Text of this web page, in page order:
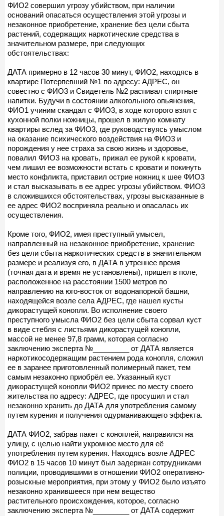
ФИО2 совершил угрозу убийством, при наличии
оснований опасаться осуществления этой угрозы и
незаконное приобретение, хранение без цели сбыта
растений, содержащих наркотические средства в
значительном размере, при следующих
обстоятельствах:
ДАТА примерно в 12 часов 30 минут, ФИО2, находясь в
квартире Потерпевший №1 по адресу: АДРЕС, он
совестно с ФИО3 и Свидетель №2 распивал спиртные
напитки. Будучи в состоянии алкогольного опьянения,
ФИО1 учиним скандал с ФИО3, в ходе которого взял с
кухонной полки ножницы, прошел в жилую комнату
квартиры вслед за ФИО3, где руководствуясь умыслом
на оказание психического воздействия на ФИО3 и
порождения у нее страха за свою жизнь и здоровье,
повалил ФИО3 на кровать, прижал ее рукой к кровати,
чем лишил ее возможности встать с кровати и покинуть
место конфликта, приставил острие ножниц к шее ФИО3
и стал высказывать в ее адрес угрозы убийством. ФИО3
в сложившихся обстоятельствах, угрозы высказанные в
ее адрес ФИО2 восприняла реально и опасалась их
осуществления.
Кроме того, ФИО2, имея преступный умысел,
направленный на незаконное приобретение, хранение
без цели сбыта наркотических средств в значительном
размере и реализуя его, в ДАТА в утреннее время
(точная дата и время не установлены), пришел в поле,
расположенное на расстоянии 1500 метров по
направлению на юго-восток от водонапорной башни,
находящейся возле села АДРЕС, где нашел кусты
дикорастущей конопли. Во исполнение своего
преступного умысла ФИО2 без цели сбыта сорвал куст
в виде стебля с листьями дикорастущей конопли,
массой не менее 97,8 грамм, которая согласно
заключению эксперта №_________ от ДАТА является
наркотикосодержащим растением рода конопля, сложил
ее в заранее приготовленный полимерный пакет, тем
самым незаконно приобрёл ее. Указанный куст
дикорастущей конопли ФИО2 принес по месту своего
жительства по адресу: АДРЕС, где просушил и стал
незаконно хранить до ДАТА для употребления самому
путем курения и получения одурманивающего эффекта.
ДАТА ФИО2, забрав пакет с коноплей, направился на
улицу, с целью найти укромное место для её
употребления путем курения. Находясь возле АДРЕС
ФИО2 в 15 часов 10 минут был задержан сотрудниками
полиции, проводившими в отношении ФИО2 оперативно-
розыскные мероприятия, при этому у ФИО2 было изъято
незаконно хранившееся при нем вещество
растительного происхождения, которое, согласно
заключению эксперта №_________ от ДАТА содержит